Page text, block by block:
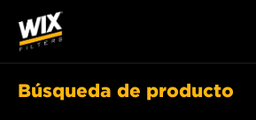
Búsqueda de producto